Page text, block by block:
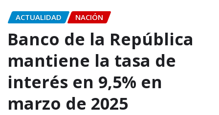
ACTUALIDAD NACIÓN
Banco de la República
mantiene la tasa de
interés en 9,5% en
marzo de 2025